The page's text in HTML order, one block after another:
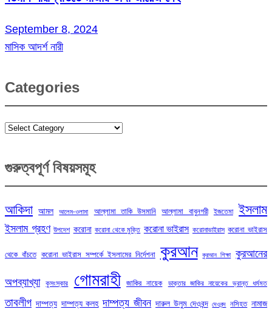
September 8, 2024
মাসিক আদর্শ নারী
Categories
Categories
গুরুত্বপূর্ণ বিষয়সমূহ
আকিদা আমল আলেম-ওলামা আল্লামা তাকি উসমানি আল্লামা বাবুনগরী ইজতেমা ইসলাম
ইসলাম গ্রহণ উপদেশ করোনা করোনা থেকে মুক্তি করোনা ভাইরাস করোনাভাইরাস করোনা ভাইরাস
থেকে বাঁচতে করোনা ভাইরাস সম্পর্কে ইসলামের নির্দেশনা কুরআন কুরআন শিক্ষা কুরআনের
অপব্যাখ্যা কুসংস্কার গোমরাহী জাকির নায়েক ডাক্তার জাকির নায়েকের ভ্রান্ত ধর্মমত
তাবলীগ দাম্পত্য দাম্পত্য কলহ দাম্পত্য জীবন দারুল উলুম দেওবন্দ দেওবন্দ নসিহত নামাজ